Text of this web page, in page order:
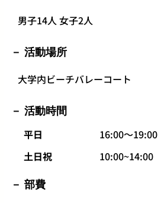
男子14人 女子2人
活動場所
大学内ビーチバレーコート
活動時間
平日
16:00〜19:00
土日祝
10:00~14:00
部費